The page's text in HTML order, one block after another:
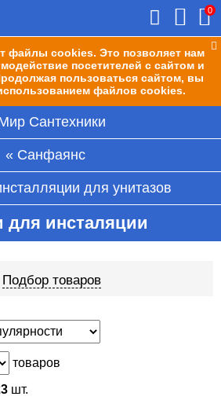
файлы cookies. Это позволяет нам
посетителей с сайтом и
пользоваться сайтом, вы
файлов cookies.
0
Сантехники
Санфаянс
для унитазов
для инсталяции
Подбор товаров
товаров
шт.